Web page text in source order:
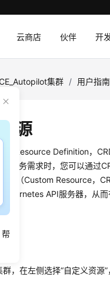
云商店 伙伴 开
集群 / 用户指南
源
Resource Definition，
足业务需求时，您可以通过
源（Custom Resource，
API服务器，从
群，在左侧选择“自定义资源”